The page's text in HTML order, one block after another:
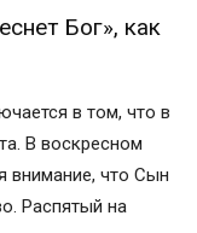
Бог», как
в том, что в
В воскресном
внимание, что Сын
Распятый на